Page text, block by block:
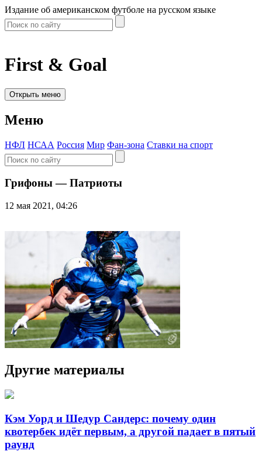
Издание об американском футболе на русском языке
First & Goal
Открыть меню
Меню
НФЛ НСАА Россия Мир Фан-зона Ставки на спорт
Грифоны — Патриоты
12 мая 2021, 04:26
Другие материалы
Кэм Уорд и Шедур Сандерс: почему один
квотербек идёт первым, а другой падает в пятый
раунд